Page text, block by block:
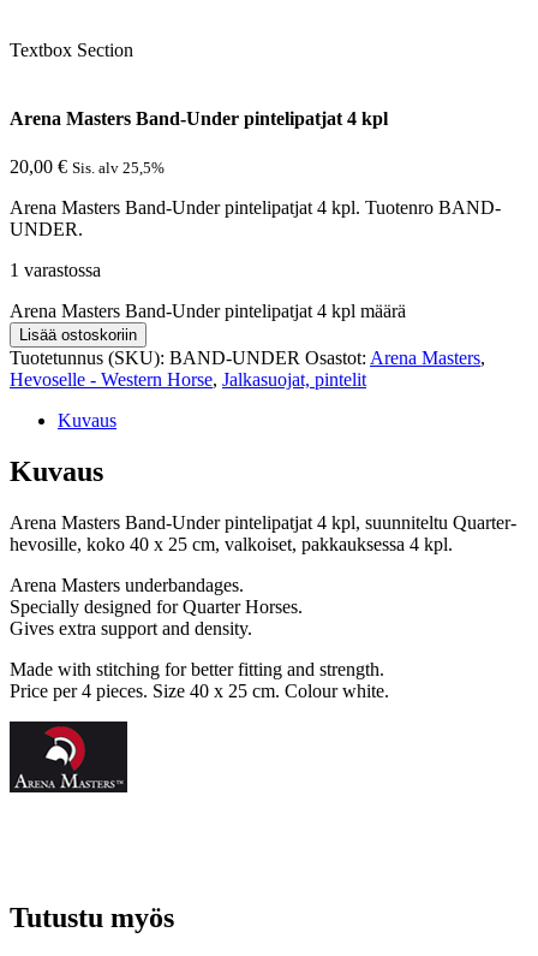
Textbox Section
Arena Masters Band-Under pintelipatjat 4 kpl
20,00 € Sis. alv 25,5%
Arena Masters Band-Under pintelipatjat 4 kpl. Tuotenro BAND-
UNDER.
1 varastossa
Arena Masters Band-Under pintelipatjat 4 kpl määrä
Lisää ostoskoriin
Tuotetunnus (SKU): BAND-UNDER Osastot: Arena Masters,
Hevoselle - Western Horse, Jalkasuojat, pintelit
Kuvaus
Kuvaus
Arena Masters Band-Under pintelipatjat 4 kpl, suunniteltu Quarter-
hevosille, koko 40 x 25 cm, valkoiset, pakkauksessa 4 kpl.
Arena Masters underbandages.
Specially designed for Quarter Horses.
Gives extra support and density.
Made with stitching for better fitting and strength.
Price per 4 pieces. Size 40 x 25 cm. Colour white.
Tutustu myös